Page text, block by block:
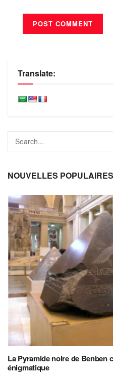
Translate:
NOUVELLES POPULAIRES
La Pyramide noire de Benben
énigmatique